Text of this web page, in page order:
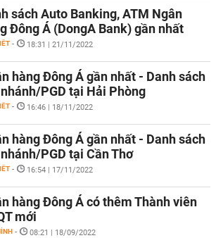
sách Auto Banking, ATM Ngân
Đông Á (DongA Bank) gần nhất
- 18:31 | 21/11/2022
hàng Đông Á gần nhất - Danh sách
PGD tại Hải Phòng
- 16:46 | 18/11/2022
hàng Đông Á gần nhất - Danh sách
PGD tại Cần Thơ
- 16:54 | 17/11/2022
hàng Đông Á có thêm Thành viên
mới
- 08:21 | 18/09/2022